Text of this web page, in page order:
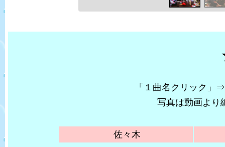
「１曲名クリック
写真は動画より
佐々木